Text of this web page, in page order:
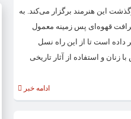
این هنرمند برگزار می‌کند. به
قهوه‌ای پس زمینه معمول
داده است تا از این راه نسل
زنان و استفاده از آثار تاریخی
ادامه خبر